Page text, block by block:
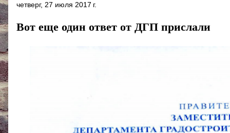
четверг, 27 июля 2017 г.
Вот еще один ответ от ДГП прислали